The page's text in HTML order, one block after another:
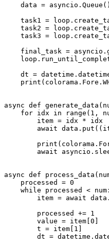
    data = asyncio.Queue()
task1 =
task2 =
task3 =
final_task =
dt =
async def
for idx in range(1,
        item = idx * idx
await
await
async def
    processed = 0
    while processed < num:
item = await
        processed += 1
        value = item[0]
        t = item[1]
dt =